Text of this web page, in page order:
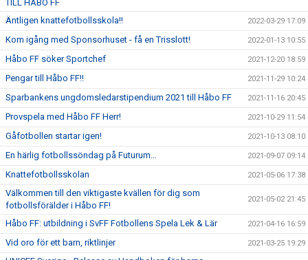
TILL HÅBO FF
Äntligen knattefotbollsskola!! 2022-03-29 17:09
Kom igång med Sponsorhuset - få en Trisslott! 2022-01-13 10:55
Håbo FF söker Sportchef 2021-12-20 18:59
Pengar till Håbo FF!! 2021-11-29 10:24
Sparbankens ungdomsledarstipendium 2021 till Håbo FF 2021-11-16 20:45
Provspela med Håbo FF Herr! 2021-10-29 11:54
Gåfotbollen startar igen! 2021-10-13 08:10
En härlig fotbollssöndag på Futurum… 2021-09-07 09:14
Knattefotbollsskolan 2021-05-06 17:38
Välkommen till den viktigaste kvällen för dig som
fotbollsförälder i Håbo FF!
2021-05-02 21:45
Håbo FF: utbildning i SvFF Fotbollens Spela Lek & Lär 2021-04-16 16:59
Vid oro för ett barn, riktlinjer 2021-03-25 19:29